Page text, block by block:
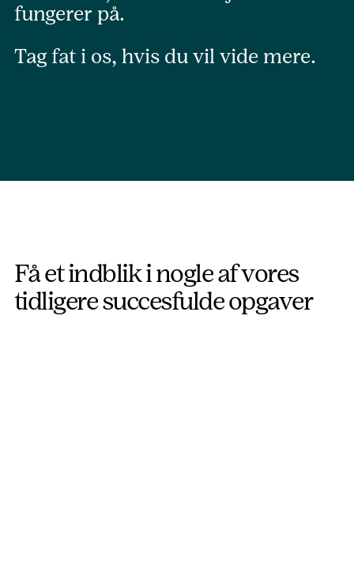
fungerer på.
Tag fat i os, hvis du vil vide mere.
Få et indblik i nogle af vores
tidligere succesfulde opgaver